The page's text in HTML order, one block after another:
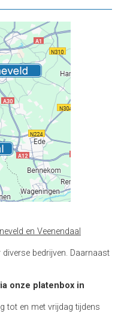
en Veenendaal
bedrijven. Daarnaast
onze platenbox in
tot en met vrijdag tijdens